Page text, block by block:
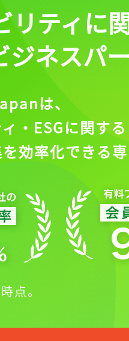
リティに
ジネスパ
は、
・ESGに関する
効率化できる
点。